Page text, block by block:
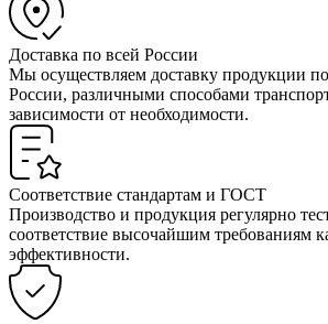
Доставка по всей России
Мы осуществляем доставку продукции
России, различными способами
зависимости от необходимости.
Соответствие стандартам и ГОСТ
Производство и продукция регулярно
соответствие высочайшим требованиям
эффективности.